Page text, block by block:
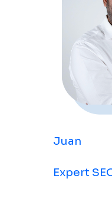
Juan
Expert